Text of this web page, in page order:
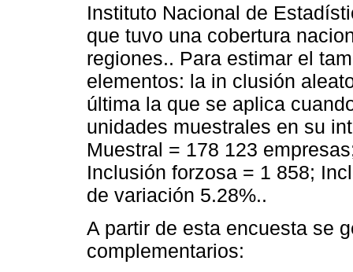
Instituto Nacional de
que tuvo una cobertura
regiones.. Para estimar el
elementos: la in clusión
última la que se aplica
unidades muestrales en su
Muestral = 178 123
Inclusión forzosa = 1 858;
de variación 5.28%..
A partir de esta encuesta se
complementarios: